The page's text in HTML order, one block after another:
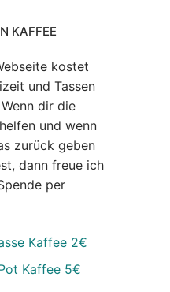
KAFFEE
kostet
und Tassen
dir die
und wenn
zurück geben
dann freue ich
per
Kaffee 2€
Kaffee 5€